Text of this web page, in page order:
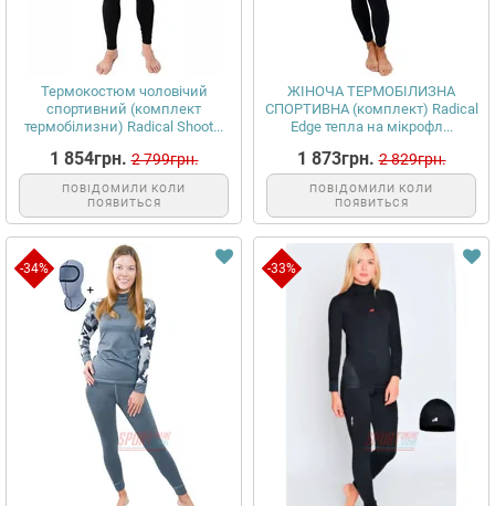
Термокостюм чоловічий
спортивний (комплект
термобілизни) Radical Shoot...
1 854грн. 2 799грн.
ПОВІДОМИЛИ КОЛИ
ПОЯВИТЬСЯ
ЖІНОЧА ТЕРМОБІЛИЗНА
СПОРТИВНА (комплект) Radical
Edge тепла на мікрофл...
1 873грн. 2 829грн.
ПОВІДОМИЛИ КОЛИ
ПОЯВИТЬСЯ
-34% -33%